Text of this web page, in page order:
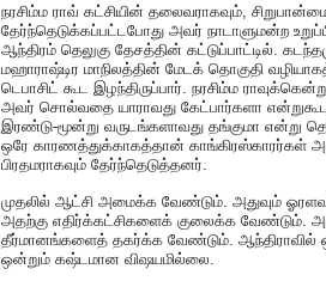
நரசிம்ம ராவ் கட்சியின் தலைவராகவும்,
தேர்ந்தெடுக்கப்பட்டபோது அவர் நாடாளுமன்ற
ஆந்திரம் தெலுகு தேசத்தின் கட்டுப்பாட்டில்.
மஹாராஷ்டிர மாநிலத்தின் மேடக் தொகுதி
டெபாசிட் கூட இழந்திருப்பார். நரசிம்ம
அவர் சொல்வதை யாராவது கேட்பார்களா
இரண்டு-மூன்று வருடங்களாவது தங்குமா என்று
ஒரே காரணத்துக்காகத்தான் காங்கிரஸ்காரர்கள்
பிரதமராகவும் தேர்ந்தெடுத்தனர்.
முதலில் ஆட்சி அமைக்க வேண்டும். அதுவும்
அதற்கு எதிர்க்கட்சிகளைக் குலைக்க வேண்டும்.
தீர்மானங்களைத் தகர்க்க வேண்டும். ஆந்திராவில்
ஒன்றும் கஷ்டமான விஷயமில்லை.